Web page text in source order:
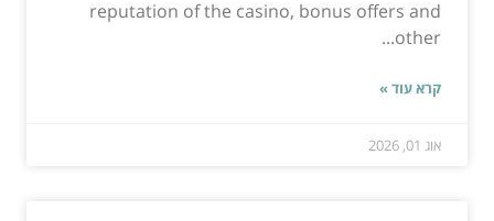
reputation of the casino, bonus offers and
other...
קרא עוד »
אוג 01, 2026